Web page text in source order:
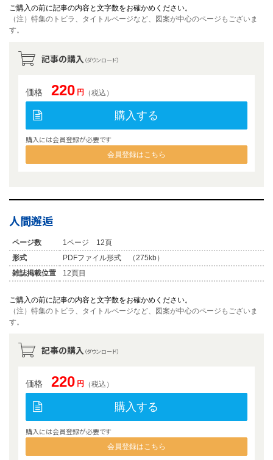
ご購入の前に記事の内容と文字数をお確かめください。
（注）特集のトビラ、タイトルページなど、図案が中心のページもございま
す。
記事の購入 （ダウンロード）
価格 220 円 （税込）
購入する
購入には会員登録が必要です
会員登録はこちら
人間邂逅
ページ数
1ページ 12頁
形式
PDFファイル形式 （275kb）
雑誌掲載位置
12頁目
ご購入の前に記事の内容と文字数をお確かめください。
（注）特集のトビラ、タイトルページなど、図案が中心のページもございま
す。
記事の購入 （ダウンロード）
価格 220 円 （税込）
購入する
購入には会員登録が必要です
会員登録はこちら